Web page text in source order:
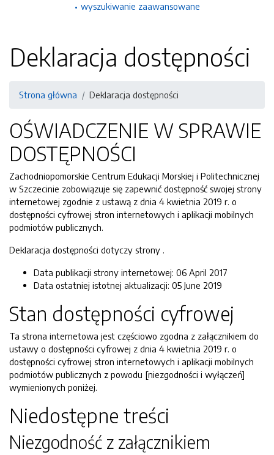
wyszukiwanie zaawansowane
Deklaracja dostępności
Strona główna Deklaracja dostępności
OŚWIADCZENIE W SPRAWIE
DOSTĘPNOŚCI
Zachodniopomorskie Centrum Edukacji Morskiej i Politechnicznej
w Szczecinie zobowiązuje się zapewnić dostępność swojej strony
internetowej zgodnie z ustawą z dnia 4 kwietnia 2019 r. o
dostępności cyfrowej stron internetowych i aplikacji mobilnych
podmiotów publicznych.
Deklaracja dostępności dotyczy strony .
Data publikacji strony internetowej: 06 April 2017
Data ostatniej istotnej aktualizacji: 05 June 2019
Stan dostępności cyfrowej
Ta strona internetowa jest częściowo zgodna z załącznikiem do
ustawy o dostępności cyfrowej z dnia 4 kwietnia 2019 r. o
dostępności cyfrowej stron internetowych i aplikacji mobilnych
podmiotów publicznych z powodu [niezgodności i wyłączeń]
wymienionych poniżej.
Niedostępne treści
Niezgodność z załącznikiem